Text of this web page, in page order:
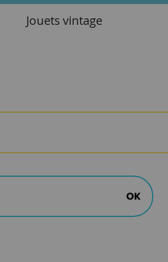
Jouets vintage